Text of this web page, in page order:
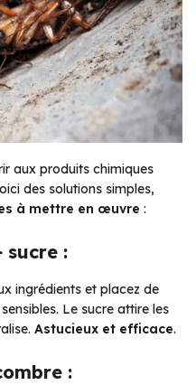
aux produits chimiques
des solutions simples,
à mettre en œuvre :
sucre :
ingrédients et placez de
Le sucre attire les
Astucieux et efficace.
: